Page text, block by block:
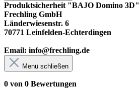
Produktsicherheit "BAJO Domino 3D"
Frechling GmbH
Länderwiesenstr. 6
70771 Leinfelden-Echterdingen
Email: info@frechling.de
Menü schließen
0 von 0 Bewertungen